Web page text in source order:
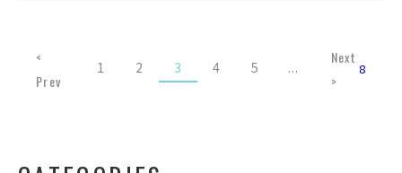
<
Prev
1 2 3 4 5 ...
Next
>
8